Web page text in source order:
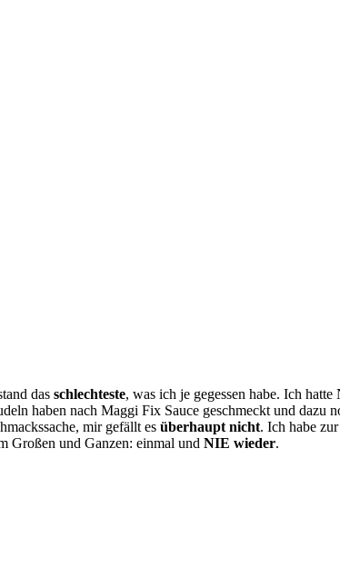
das schlechteste, was ich je gegessen habe. Ich
haben nach Maggi Fix Sauce geschmeckt und dazu
mir gefällt es überhaupt nicht. Ich habe
Großen und Ganzen: einmal und NIE wieder.